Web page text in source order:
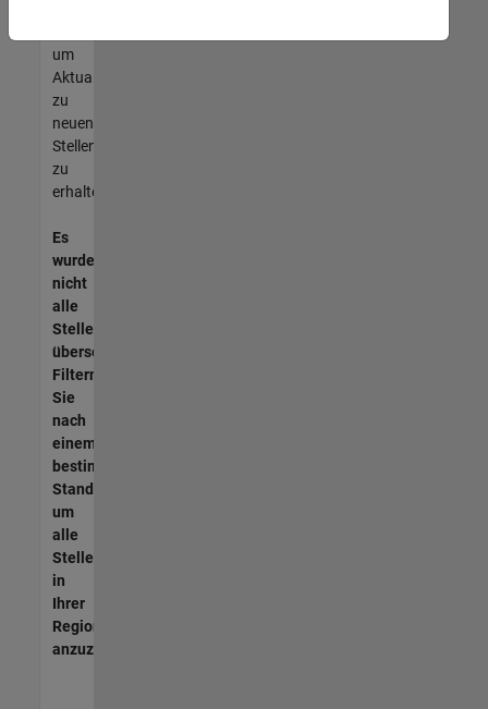
um
Aktualisierungen
zu
neuen
Stellenangeboten
zu
erhalten.
Es
wurden
nicht
alle
Stellen
übersetzt.
Filtern
Sie
nach
einem
bestimmten
Standort,
um
alle
Stellenangebote
in
Ihrer
Region
anzuzeigen.